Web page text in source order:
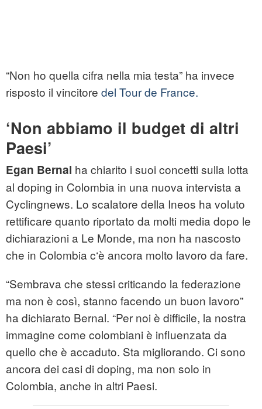
“Non ho quella cifra nella mia testa” ha invece
risposto il vincitore del Tour de France.
‘Non abbiamo il budget di altri
Paesi’
Egan Bernal ha chiarito i suoi concetti sulla lotta
al doping in Colombia in una nuova intervista a
Cyclingnews. Lo scalatore della Ineos ha voluto
rettificare quanto riportato da molti media dopo le
dichiarazioni a Le Monde, ma non ha nascosto
che in Colombia c‘è ancora molto lavoro da fare.
“Sembrava che stessi criticando la federazione
ma non è così, stanno facendo un buon lavoro”
ha dichiarato Bernal. “Per noi è difficile, la nostra
immagine come colombiani è influenzata da
quello che è accaduto. Sta migliorando. Ci sono
ancora dei casi di doping, ma non solo in
Colombia, anche in altri Paesi.